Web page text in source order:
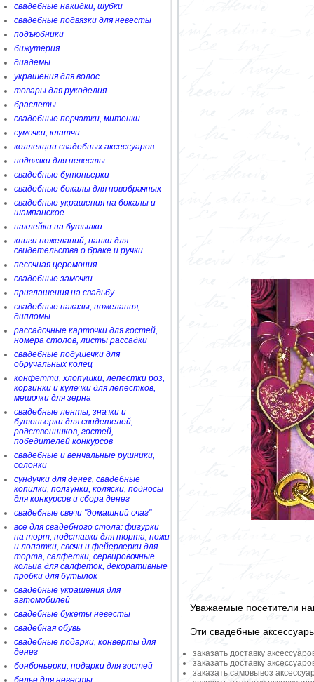
свадебные накидки, шубки
свадебные подвязки для невесты
подъюбники
бижутерия
диадемы
украшения для волос
товары для рукоделия
браслеты
свадебные перчатки, митенки
сумочки, клатчи
коллекции свадебных аксессуаров
подвязки для невесты
свадебные бутоньерки
свадебные бокалы для новобрачных
свадебные украшения на бокалы и
шампанское
наклейки на бутылки
книги пожеланий, папки для
свидетельства о браке и ручки
песочная церемония
свадебные замочки
приглашения на свадьбу
свадебные наказы, пожелания,
дипломы
рассадочные карточки для гостей,
номера столов, листы рассадки
свадебные подушечки для
обручальных колец
конфетти, хлопушки, лепестки роз,
корзинки и кулечки для лепестков,
мешочки для зерна
свадебные ленты, значки и
бутоньерки для свидетелей,
родственников, гостей,
победителей конкурсов
свадебные и венчальные рушники,
солонки
сундучки для денег, свадебные
копилки, ползунки, коляски, подносы
для конкурсов и сбора денег
свадебные свечи "домашний очаг"
все для свадебного стола: фигурки
на торт, подставки для торта, ножи
и лопатки, свечи и фейерверки для
торта, салфетки, сервировочные
кольца для салфеток, декоративные
пробки для бутылок
свадебные украшения для
автомобилей
свадебные букеты невесты
свадебная обувь
свадебные подарки, конверты для
денег
бонбоньерки, подарки для гостей
белье для невесты
Уважаемые посетители
Эти свадебные
заказать доставку
заказать доставку
заказать самовывоз